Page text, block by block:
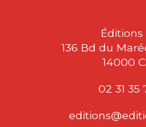
Éditions
136 Bd du
14000
02 31 35